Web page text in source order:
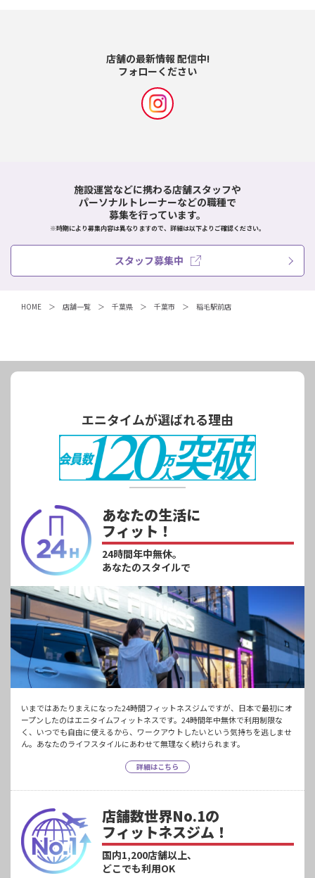
店舗の最新情報 配信中!
フォローください
施設運営などに携わる店舗スタッフや
パーソナルトレーナーなどの職種で
募集を行っています。
※時期により募集内容は異なりますので、詳細は以下よりご確認ください。
スタッフ募集中
HOME 店舗一覧 千葉県 千葉市 稲毛駅前店
エニタイムが選ばれる理由
あなたの生活に
フィット！
24時間年中無休。
あなたのスタイルで
いまではあたりまえになった24時間フィットネスジムですが、日本で最初にオ
ープンしたのはエニタイムフィットネスです。24時間年中無休で利用制限な
く、いつでも自由に使えるから、ワークアウトしたいという気持ちを逃しませ
ん。あなたのライフスタイルにあわせて無理なく続けられます。
詳細はこちら
店舗数世界No.1の
フィットネスジム！
国内1,200店舗以上、
どこでも利用OK